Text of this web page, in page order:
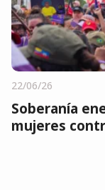
22/06/26
Soberanía
mujeres